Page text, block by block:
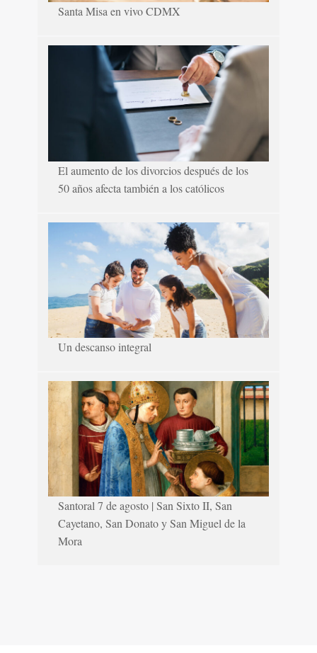
Santa Misa en vivo CDMX
El aumento de los divorcios después de los
50 años afecta también a los católicos
Un descanso integral
Santoral 7 de agosto | San Sixto II, San
Cayetano, San Donato y San Miguel de la
Mora